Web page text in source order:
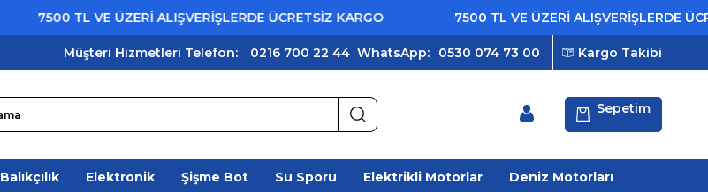
7500 TL VE ÜZERİ ALIŞVERİŞLERDE ÜCRETSİZ KARGO 7500 TL VE ÜZERİ ALIŞVERİŞLERDE
Kargo Takibi
Müşteri Hizmetleri Telefon: 0216 700 22 44WhatsApp: 0530 074 73 00
Sepetim
Balıkçılık Elektronik Şişme Bot Su Sporu Elektrikli Motorlar Deniz Motorları